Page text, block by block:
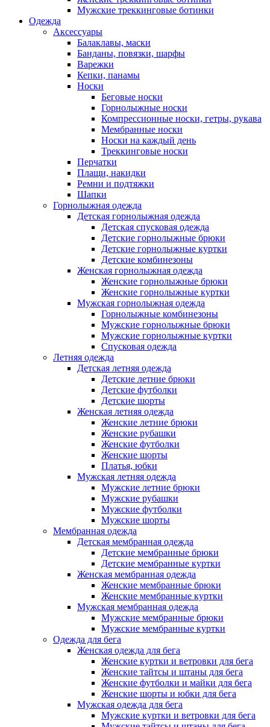
Мужские треккинговые ботинки
Одежда
Аксессуары
Балаклавы, маски
Банданы, повязки, шарфы
Варежки
Кепки, панамы
Носки
Беговые носки
Горнолыжные носки
Компрессионные носки, гетры, рукава
Мембранные носки
Носки на каждый день
Треккинговые носки
Перчатки
Плащи, накидки
Ремни и подтяжки
Шапки
Горнолыжная одежда
Детская горнолыжная одежда
Детская спусковая одежда
Детские горнолыжные брюки
Детские горнолыжные куртки
Детские комбинезоны
Женская горнолыжная одежда
Женские горнолыжные брюки
Женские горнолыжные куртки
Мужская горнолыжная одежда
Горнолыжные комбинезоны
Мужские горнолыжные брюки
Мужские горнолыжные куртки
Спусковая одежда
Летняя одежда
Детская летняя одежда
Детские летние брюки
Детские футболки
Детские шорты
Женская летняя одежда
Женские летние брюки
Женские рубашки
Женские футболки
Женские шорты
Платья, юбки
Мужская летняя одежда
Мужские летние брюки
Мужские рубашки
Мужские футболки
Мужские шорты
Мембранная одежда
Детская мембранная одежда
Детские мембранные брюки
Детские мембранные куртки
Женская мембранная одежда
Женские мембранные брюки
Женские мембранные куртки
Мужская мембранная одежда
Мужские мембранные брюки
Мужские мембранные куртки
Одежда для бега
Женская одежда для бега
Женские куртки и ветровки для бега
Женские тайтсы и штаны для бега
Женские футболки и майки для бега
Женские шорты и юбки для бега
Мужская одежда для бега
Мужские куртки и ветровки для бега